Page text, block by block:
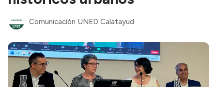
Comunicación UNED Calatayud